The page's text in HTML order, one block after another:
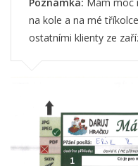
na kole a na mé
ostatními klienty ze